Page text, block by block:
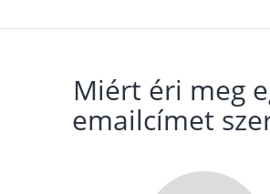
Miért éri meg
emailcímet